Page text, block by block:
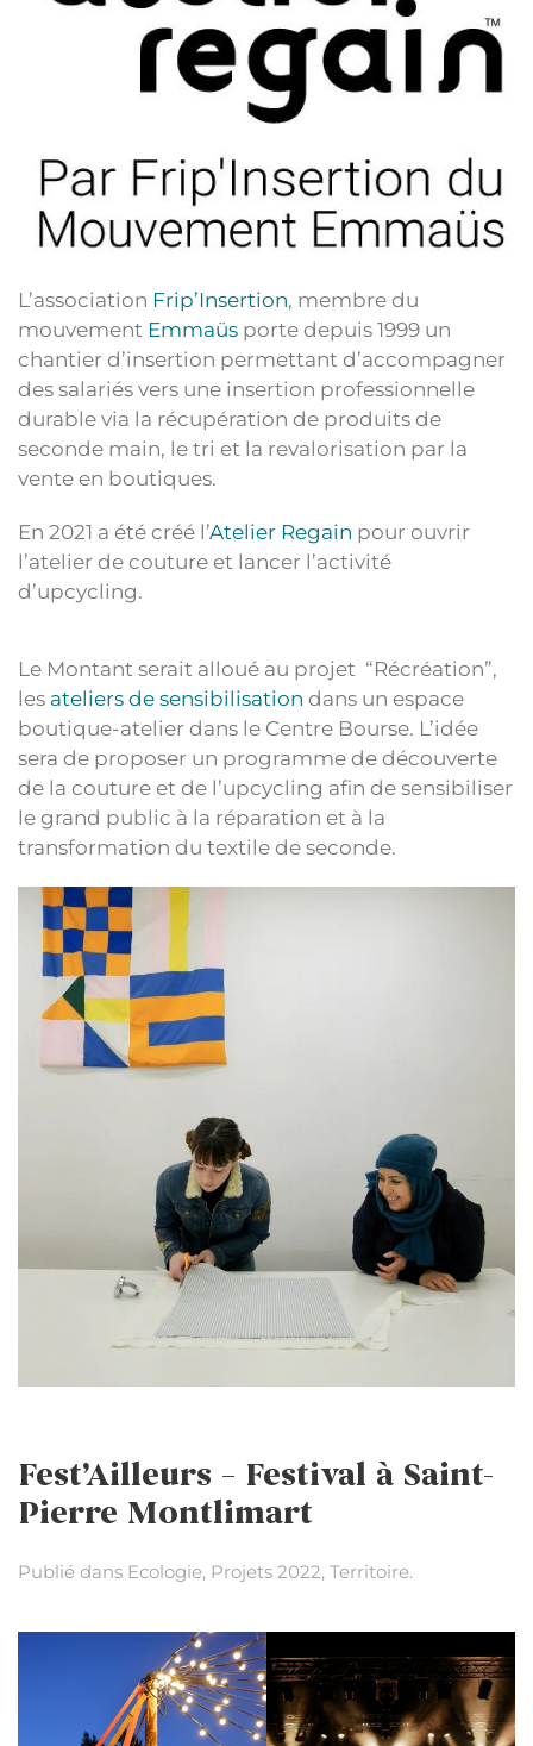
L’association Frip’Insertion, membre du
mouvement Emmaüs porte depuis 1999 un
chantier d’insertion permettant d’accompagner
des salariés vers une insertion professionnelle
durable via la récupération de produits de
seconde main, le tri et la revalorisation par la
vente en boutiques.
En 2021 a été créé l’Atelier Regain pour ouvrir
l’atelier de couture et lancer l’activité
d’upcycling.
Le Montant serait alloué au projet “Récréation”,
les ateliers de sensibilisation dans un espace
boutique-atelier dans le Centre Bourse. L’idée
sera de proposer un programme de découverte
de la couture et de l’upcycling afin de sensibiliser
le grand public à la réparation et à la
transformation du textile de seconde.
Fest’Ailleurs – Festival à Saint-
Pierre Montlimart
Publié dans Ecologie, Projets 2022, Territoire.